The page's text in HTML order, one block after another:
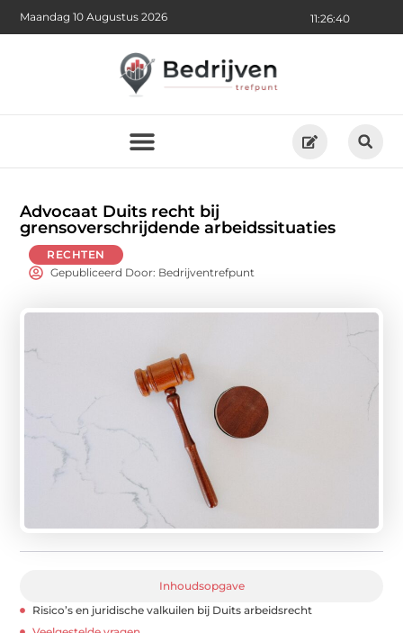
11:26:41
Maandag 10 Augustus 2026
Advocaat Duits recht bij
grensoverschrijdende arbeidssituaties
RECHTEN
Gepubliceerd Door: Bedrijventrefpunt
Inhoudsopgave
Risico’s en juridische valkuilen bij Duits arbeidsrecht